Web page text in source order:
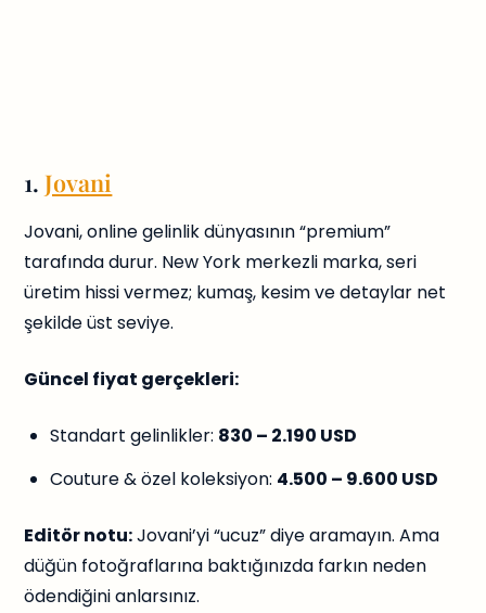
1. Jovani
Jovani, online gelinlik dünyasının “premium”
tarafında durur. New York merkezli marka, seri
üretim hissi vermez; kumaş, kesim ve detaylar net
şekilde üst seviye.
Güncel fiyat gerçekleri:
Standart gelinlikler: 830 – 2.190 USD
Couture & özel koleksiyon: 4.500 – 9.600 USD
Editör notu:Jovani’yi “ucuz” diye aramayın. Ama
düğün fotoğraflarına baktığınızda farkın neden
ödendiğini anlarsınız.